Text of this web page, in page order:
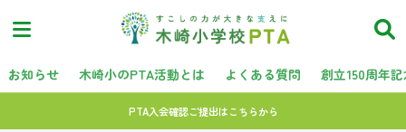
お知らせ 木崎小のPTA活動とは よくある質問 創立150周年
PTA入会確認ご提出はこちらから